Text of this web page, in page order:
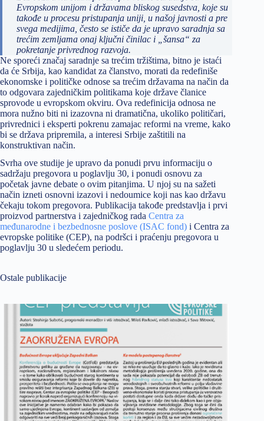
Evropskom unijom i državama bliskog susedstva, koje su
takođe u procesu pristupanja uniji, u našoj javnosti a pre
svega medijima, često se ističe da je upravo saradnja sa
trećim zemljama onaj ključni činilac i „šansa“ za
pokretanje privrednog razvoja.
Ne sporeći značaj saradnje sa trećim tržištima, bitno je istaći
da će Srbija, kao kandidat za članstvo, morati da redefiniše
ekonomske i političke odnose sa trećim državama na način da
to odgovara zajedničkim politikama koje države članice
sprovode u evropskom okviru. Ova redefinicija odnosa ne
mora nužno biti ni izazovna ni dramatična, ukoliko političari,
privrednici i eksperti pokrenu zamajac reformi na vreme, kako
bi se država pripremila, a interesi Srbije zaštitili na
konstruktivan način.
Svrha ove studije je upravo da ponudi prvu informaciju o
sadržaju pregovora u poglavlju 30, i ponudi osnovu za
početak javne debate o ovim pitanjima. U njoj su na sažeti
način izneti osnovni izazovi i nedoumice koji nas kao državu
čekaju tokom pregovora. Publikacija takođe predstavlja i prvi
proizvod partnerstva i zajedničkog rada Centra za
međunarodne i bezbednosne poslove (ISAC fond) i Centra za
evropske politike (CEP), na podršci i praćenju pregovora u
poglavlju 30 u sledećem periodu.
Ostale publikacije